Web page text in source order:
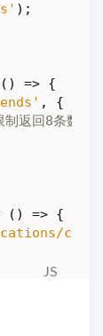
);
() => {
,
{
() => {